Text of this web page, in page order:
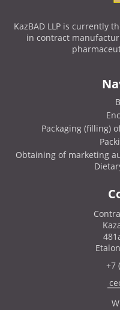
KazBAD LLP is currently
in contract
Packaging (filling)
Obtaining of marketing
+7